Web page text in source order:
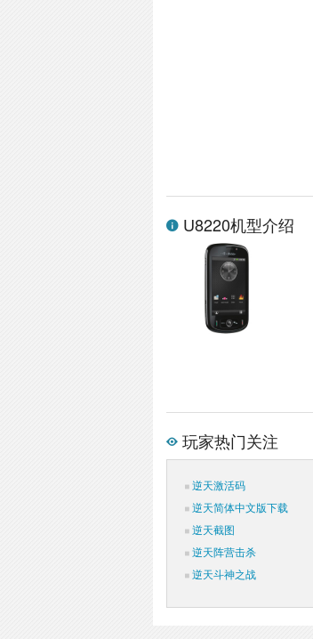
U8220机型介绍
玩家热门关注
逆天激活码
逆天简体中文版下载
逆天截图
逆天阵营击杀
逆天斗神之战